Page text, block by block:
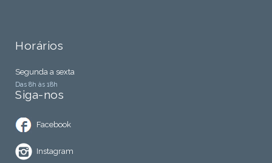
Horários
Segunda a sexta
Das 8h às 18h
Siga-nos
Facebook
Instagram